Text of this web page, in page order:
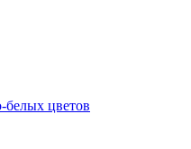
цветов